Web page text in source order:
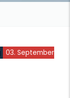
03. September